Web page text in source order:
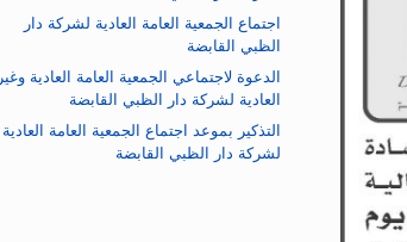
اجتماع الجمعية العامة العادية لشركة دار
الظبي القابضة
الدعوة لاجتماعي الجمعية العامة العادية وغير
العادية لشركة دار الظبي القابضة
التذكير بموعد اجتماع الجمعية العامة العادية
لشركة دار الظبي القابضة